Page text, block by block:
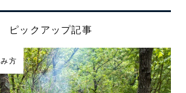
ピックアップ記事
方